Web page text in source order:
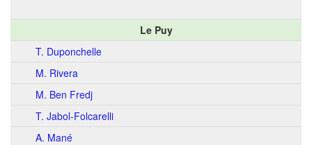
Le Puy
T. Duponchelle
M. Rivera
M. Ben Fredj
T. Jabol-Folcarelli
A. Mané